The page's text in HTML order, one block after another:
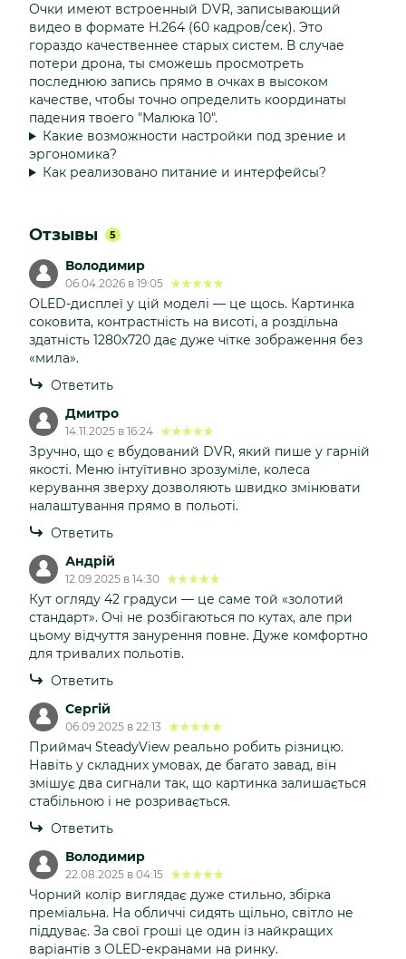
Очки имеют встроенный DVR, записывающий
видео в формате H.264 (60 кадров/сек). Это
гораздо качественнее старых систем. В случае
потери дрона, ты сможешь просмотреть
последнюю запись прямо в очках в высоком
качестве, чтобы точно определить координаты
падения твоего "Малюка 10".
Какие возможности настройки под зрение и
эргономика?
Как реализовано питание и интерфейсы?
Отзывы 5
Володимир
06.04.2026 в 19:05
OLED-дисплеї у цій моделі — це щось. Картинка
соковита, контрастність на висоті, а роздільна
здатність 1280x720 дає дуже чітке зображення без
«мила».
Ответить
Дмитро
14.11.2025 в 16:24
Зручно, що є вбудований DVR, який пише у гарній
якості. Меню інтуїтивно зрозуміле, колеса
керування зверху дозволяють швидко змінювати
налаштування прямо в польоті.
Ответить
Андрій
12.09.2025 в 14:30
Кут огляду 42 градуси — це саме той «золотий
стандарт». Очі не розбігаються по кутах, але при
цьому відчуття занурення повне. Дуже комфортно
для тривалих польотів.
Ответить
Сергій
06.09.2025 в 22:13
Приймач SteadyView реально робить різницю.
Навіть у складних умовах, де багато завад, він
змішує два сигнали так, що картинка залишається
стабільною і не розривається.
Ответить
Володимир
22.08.2025 в 04:15
Чорний колір виглядає дуже стильно, збірка
преміальна. На обличчі сидять щільно, світло не
піддуває. За свої гроші це один із найкращих
варіантів з OLED-екранами на ринку.